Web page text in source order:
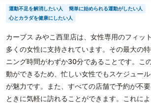
運動不足を解消したい人
簡単に始められる運動がしたい人
心とカラダを健康にしたい人
カーブス みやこ西里店は、女性専用のフィッ
多くの女性に支持されています。その最大の
ニング時間がわずか30分であることです。こ
動ができるため、忙しい女性でもスケジュー
が魅力です。また、すべての店舗で予約が不
ときに気軽に訪れることができます。これに